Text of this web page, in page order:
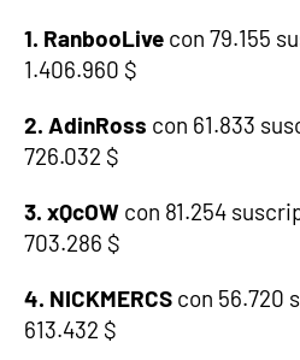
1. RanbooLive con 79.155
1.406.960 $
2. AdinRoss con 61.833
726.032 $
3. xQcOW con 81.254
703.286 $
4. NICKMERCS con 56.720
613.432 $